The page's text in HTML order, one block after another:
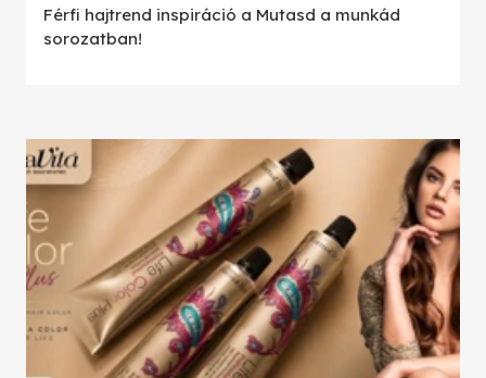
Férfi hajtrend inspiráció a Mutasd a munkád
sorozatban!